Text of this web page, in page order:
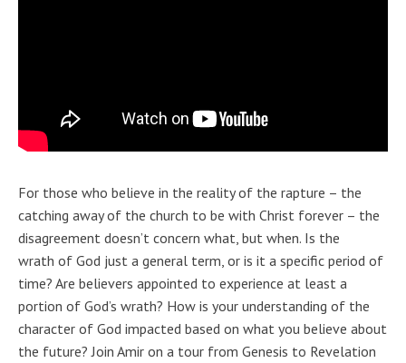
For those who believe in the reality of the rapture – the
catching away of the church to be with Christ forever – the
disagreement doesn’t concern what, but when. Is the
wrath of God just a general term, or is it a specific period of
time? Are believers appointed to experience at least a
portion of God’s wrath? How is your understanding of the
character of God impacted based on what you believe about
the future? Join Amir on a tour from Genesis to Revelation